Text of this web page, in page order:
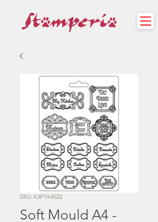
SKU: K3PTA4522
Soft Mould A4 -